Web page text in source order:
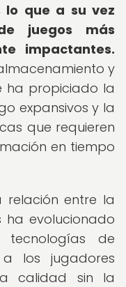
lo que a su vez
juegos más
impactantes.
y
ha propiciado la
expansivos y la
que requieren
en tiempo
entre la
ha evolucionado
de
los jugadores
calidad sin la